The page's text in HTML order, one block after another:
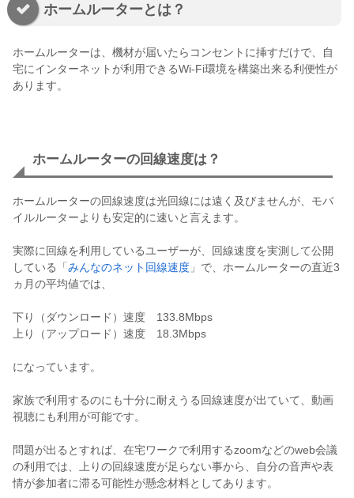
ホームルーターとは？
ホームルーターは、機材が届いたらコンセントに挿すだけで、自
宅にインターネットが利用できるWi-Fi環境を構築出来る利便性が
あります。
ホームルーターの回線速度は？
ホームルーターの回線速度は光回線には遠く及びませんが、モバ
イルルーターよりも安定的に速いと言えます。
実際に回線を利用しているユーザーが、回線速度を実測して公開
している「みんなのネット回線速度 」で、ホームルーターの直近3
ヵ月の平均値では、
下り（ダウンロード）速度 133.8Mbps
上り（アップロード）速度 18.3Mbps
になっています。
家族で利用するのにも十分に耐えうる回線速度が出ていて、動画
視聴にも利用が可能です。
問題が出るとすれば、在宅ワークで利用するzoomなどのweb会議
の利用では、上りの回線速度が足らない事から、自分の音声や表
情が参加者に滞る可能性が懸念材料としてあります。